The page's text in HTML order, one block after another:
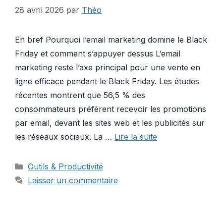
28 avril 2026 par Théo
En bref Pourquoi l’email marketing domine le Black
Friday et comment s’appuyer dessus L’email
marketing reste l’axe principal pour une vente en
ligne efficace pendant le Black Friday. Les études
récentes montrent que 56,5 % des
consommateurs préfèrent recevoir les promotions
par email, devant les sites web et les publicités sur
les réseaux sociaux. La … Lire la suite
Catégories
Outils & Productivité
Laisser un commentaire